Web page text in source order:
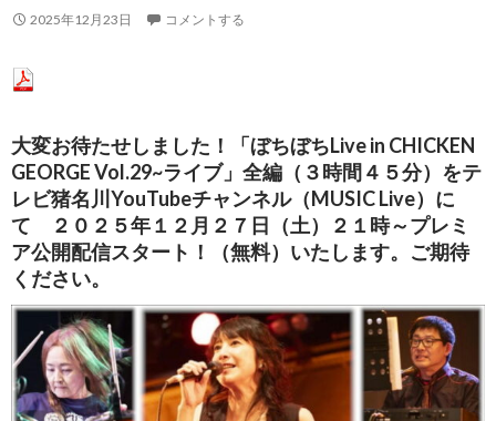
2025年12月23日 コメントする
大変お待たせしました！「ぼちぼちLive in CHICKEN
GEORGE Vol.29~ライブ」全編（３時間４５分）をテ
レビ猪名川YouTubeチャンネル（MUSIC Live）に
て ２０２５年１２月２７日（土）２１時～プレミ
ア公開配信スタート！（無料）いたします。ご期待
ください。